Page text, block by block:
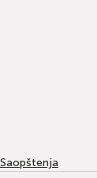
Saopštenja